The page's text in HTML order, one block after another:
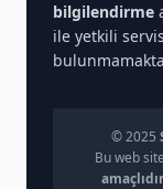
bilgilendirme
ile yetkili
© 2025
Bu web
amaçlıdır